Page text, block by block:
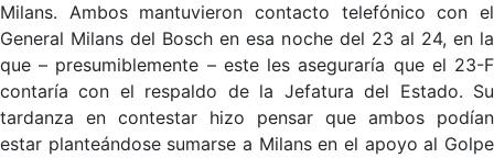
Milans. Ambos mantuvieron contacto telefónico con el
General Milans del Bosch en esa noche del 23 al 24, en la
que – presumiblemente – este les aseguraría que el 23-F
contaría con el respaldo de la Jefatura del Estado. Su
tardanza en contestar hizo pensar que ambos podían
estar planteándose sumarse a Milans en el apoyo al Golpe